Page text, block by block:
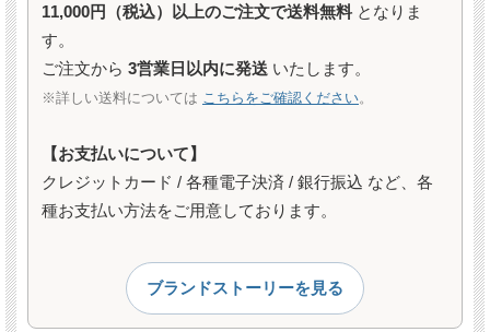
11,000円（税込）以上のご注文で送料無料 となりま
す。
ご注文から 3営業日以内に発送 いたします。
※詳しい送料については こちらをご確認ください。
【お支払いについて】
クレジットカード / 各種電子決済 / 銀行振込 など、各
種お支払い方法をご用意しております。
ブランドストーリーを見る